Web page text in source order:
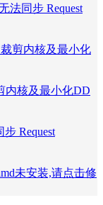
法同步 Request
剪内核及最小化
内核及最小化DD
Request
未安装,请点击修